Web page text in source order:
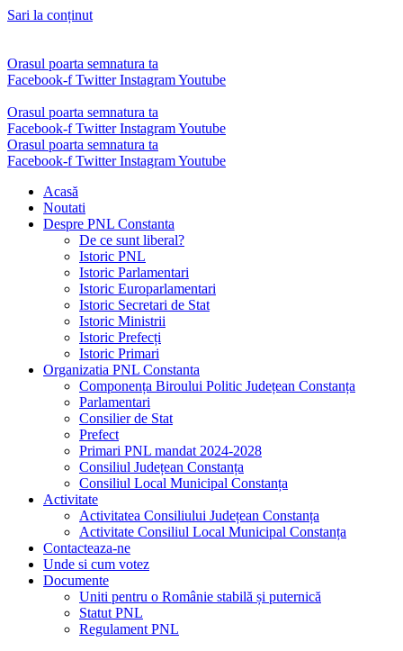
Sari la conținut
Orasul poarta semnatura ta
Facebook-f Twitter InstagramYoutube
Orasul poarta semnatura ta
Facebook-f Twitter InstagramYoutube
Orasul poarta semnatura ta
Facebook-f Twitter InstagramYoutube
Acasă
Noutati
Despre PNL Constanta
De ce sunt liberal?
Istoric PNL
Istoric Parlamentari
Istoric Europarlamentari
Istoric Secretari de Stat
Istoric Ministrii
Istoric Prefecți
Istoric Primari
Organizatia PNL Constanta
Componența Biroului Politic Județean Constanța
Parlamentari
Consilier de Stat
Prefect
Primari PNL mandat 2024-2028
Consiliul Județean Constanța
Consiliul Local Municipal Constanța
Activitate
Activitatea Consiliului Județean Constanța
Activitate Consiliul Local Municipal Constanța
Contacteaza-ne
Unde si cum votez
Documente
Uniti pentru o Românie stabilă și puternică
Statut PNL
Regulament PNL